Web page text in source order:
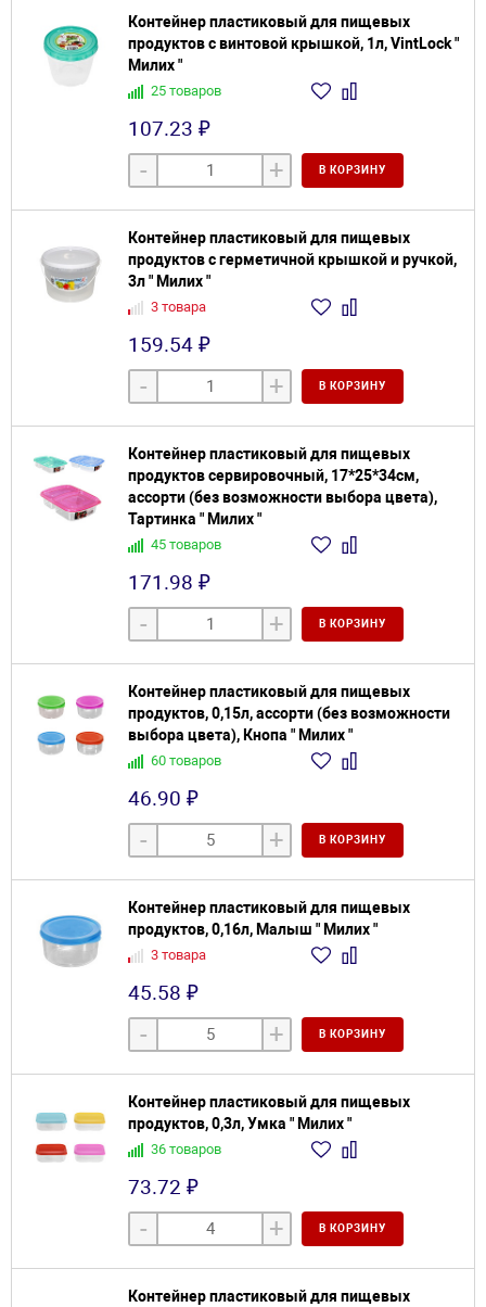
Контейнер пластиковый для пищевых
продуктов с винтовой крышкой, 1л, VintLock "
Милих "
25 товаров
107.23 ₽
- + В КОРЗИНУ
Контейнер пластиковый для пищевых
продуктов с герметичной крышкой и ручкой,
3л " Милих "
3 товара
159.54 ₽
- + В КОРЗИНУ
Контейнер пластиковый для пищевых
продуктов сервировочный, 17*25*34см,
ассорти (без возможности выбора цвета),
Тартинка " Милих "
45 товаров
171.98 ₽
- + В КОРЗИНУ
Контейнер пластиковый для пищевых
продуктов, 0,15л, ассорти (без возможности
выбора цвета), Кнопа " Милих "
60 товаров
46.90 ₽
- + В КОРЗИНУ
Контейнер пластиковый для пищевых
продуктов, 0,16л, Малыш " Милих "
3 товара
45.58 ₽
- + В КОРЗИНУ
Контейнер пластиковый для пищевых
продуктов, 0,3л, Умка " Милих "
36 товаров
73.72 ₽
- + В КОРЗИНУ
Контейнер пластиковый для пищевых